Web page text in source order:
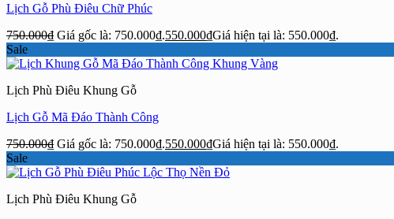
Lịch Gỗ Phù Điêu Chữ Phúc
750.000₫ Giá gốc là: 750.000₫.550.000₫Giá hiện tại là: 550.000₫.
Sale
Lịch Phù Điêu Khung Gỗ
Lịch Gỗ Mã Đáo Thành Công
750.000₫ Giá gốc là: 750.000₫.550.000₫Giá hiện tại là: 550.000₫.
Sale
Lịch Phù Điêu Khung Gỗ